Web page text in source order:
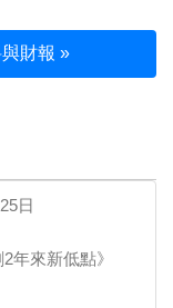
財報 »
日
年來新低點》